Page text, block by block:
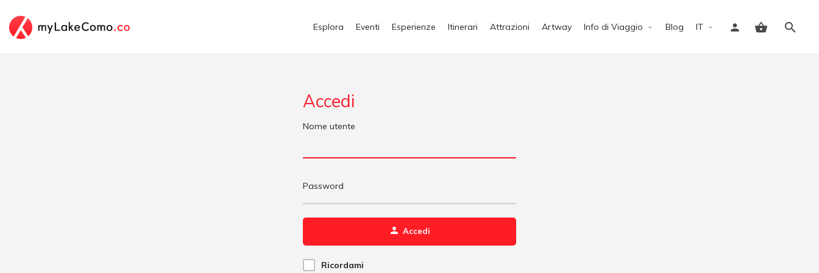
Esplora Eventi Esperienze Itinerari Attrazioni Artway Info di Viaggio Blog IT
Accedi
Accedi
Nome utente
Password
Accedi
Ricordami